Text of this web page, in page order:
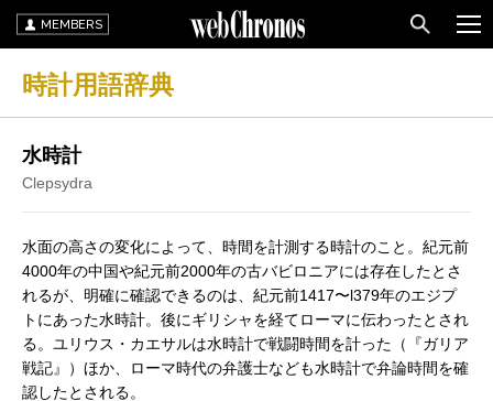
MEMBERS
時計用語辞典
水時計
Clepsydra
水面の高さの変化によって、時間を計測する時計のこと。紀元前
4000年の中国や紀元前2000年の古バビロニアには存在したとさ
れるが、明確に確認できるのは、紀元前1417〜l379年のエジプ
トにあった水時計。後にギリシャを経てローマに伝わったとされ
る。ユリウス・カエサルは水時計で戦闘時間を計った（『ガリア
戦記』）ほか、ローマ時代の弁護士なども水時計で弁論時間を確
認したとされる。